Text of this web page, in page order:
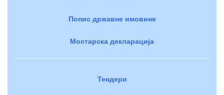
Попис државне имовине
Мостарска декларација
Тендери